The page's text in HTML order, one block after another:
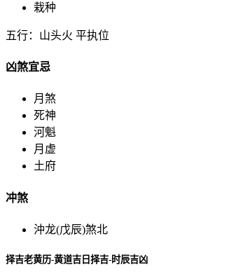
栽种
五行：山头火 平执位
凶煞宜忌
月煞
死神
河魁
月虚
土府
冲煞
沖龙(戊辰)煞北
择吉老黄历-黄道吉日择吉-时辰吉凶